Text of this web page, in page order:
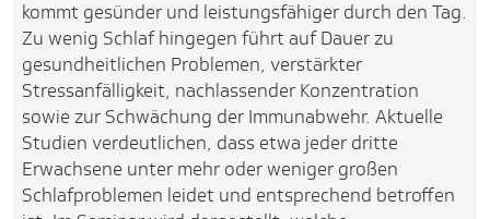
kommt gesünder und leistungsfähiger durch den Tag.
Zu wenig Schlaf hingegen führt auf Dauer zu
gesundheitlichen Problemen, verstärkter
Stressanfälligkeit, nachlassender Konzentration
sowie zur Schwächung der Immunabwehr. Aktuelle
Studien verdeutlichen, dass etwa jeder dritte
Erwachsene unter mehr oder weniger großen
Schlafproblemen leidet und entsprechend betroffen